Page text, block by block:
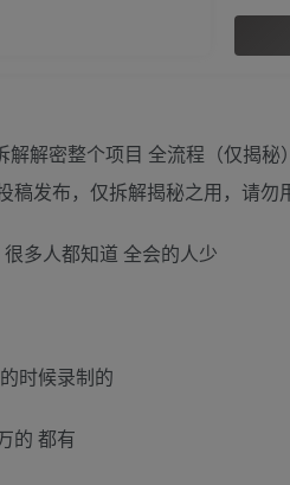
发布，仅拆解揭秘之用，请勿
多人都知道 全会的人少
时候录制的
的 都有